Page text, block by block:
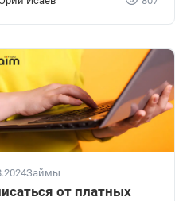
Займы
от платных